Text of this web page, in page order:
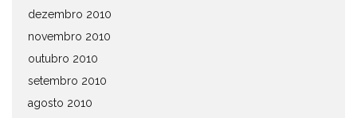
dezembro 2010
novembro 2010
outubro 2010
setembro 2010
agosto 2010